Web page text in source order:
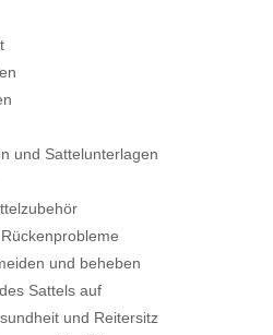
und Sattelunterlagen
und beheben
Sattels auf
und Reitersitz